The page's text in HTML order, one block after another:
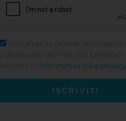
informativa sulla privacy
ISCRIVITI